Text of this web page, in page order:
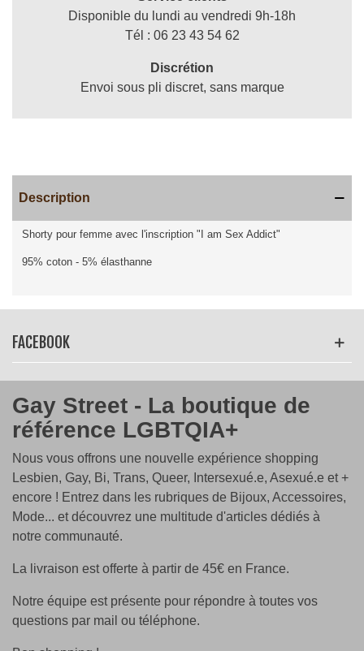
Disponible du lundi au vendredi 9h-18h
Tél : 06 23 43 54 62
Discrétion
Envoi sous pli discret, sans marque
Description
Shorty pour femme avec l'inscription "I am Sex Addict"
95% coton - 5% élasthanne
FACEBOOK
Gay Street - La boutique de
référence LGBTQIA+
Nous vous offrons une nouvelle expérience shopping
Lesbien, Gay, Bi, Trans, Queer, Intersexué.e, Asexué.e et +
encore ! Entrez dans les rubriques de Bijoux, Accessoires,
Mode... et découvrez une multitude d'articles dédiés à
notre communauté.
La livraison est offerte à partir de 45€ en France.
Notre équipe est présente pour répondre à toutes vos
questions par mail ou téléphone.